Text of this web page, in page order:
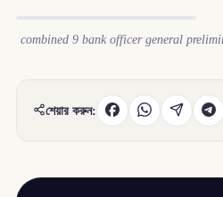
combined 9 bank officer general
শেয়ার করুন: